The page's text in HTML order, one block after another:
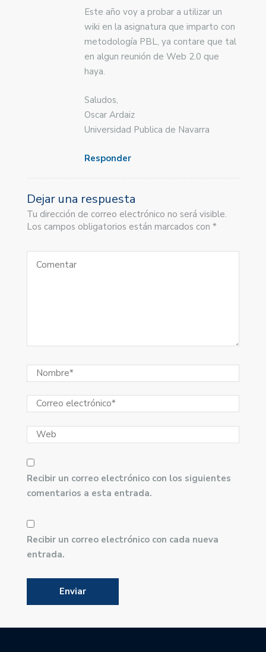
Este año voy a probar a utilizar un
wiki en la asignatura que imparto con
metodología PBL, ya contare que tal
en algun reunión de Web 2.0 que
haya.
Saludos,
Oscar Ardaiz
Universidad Publica de Navarra
Responder
Dejar una respuesta
Tu dirección de correo electrónico no será visible.
Los campos obligatorios están marcados con *
Recibir un correo electrónico con los siguientes
comentarios a esta entrada.
Recibir un correo electrónico con cada nueva
entrada.